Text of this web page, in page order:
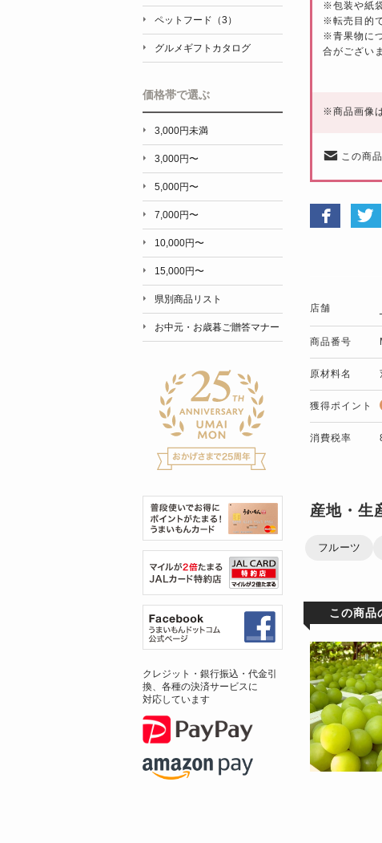
※包装や紙
※転売目的
※青果物に
合がござい
※商品画像
この商
店舗
商品番号
原材料名
獲得ポイント
消費税率
産地・生
フルーツ
この商品
ペットフード（3）
グルメギフトカタログ
価格帯で選ぶ
3,000円未満
3,000円〜
5,000円〜
7,000円〜
10,000円〜
15,000円〜
県別商品リスト
お中元・お歳暮ご贈答マナー
クレジット・銀行振込・代金引
換、各種の決済サービスに
対応しています